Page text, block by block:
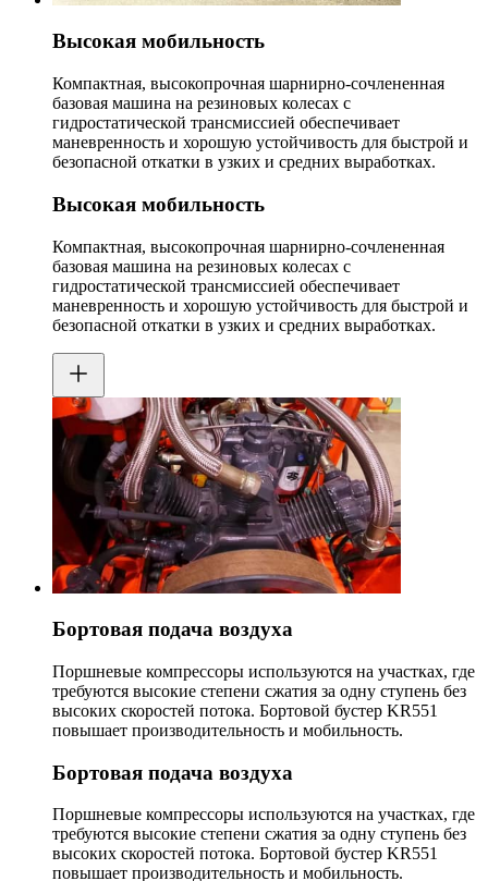
Высокая мобильность
Компактная, высокопрочная шарнирно-сочлененная
базовая машина на резиновых колесах с
гидростатической трансмиссией обеспечивает
маневренность и хорошую устойчивость для быстрой и
безопасной откатки в узких и средних выработках.
Высокая мобильность
Компактная, высокопрочная шарнирно-сочлененная
базовая машина на резиновых колесах с
гидростатической трансмиссией обеспечивает
маневренность и хорошую устойчивость для быстрой и
безопасной откатки в узких и средних выработках.
Бортовая подача воздуха
Поршневые компрессоры используются на участках, где
требуются высокие степени сжатия за одну ступень без
высоких скоростей потока. Бортовой бустер KR551
повышает производительность и мобильность.
Бортовая подача воздуха
Поршневые компрессоры используются на участках, где
требуются высокие степени сжатия за одну ступень без
высоких скоростей потока. Бортовой бустер KR551
повышает производительность и мобильность.